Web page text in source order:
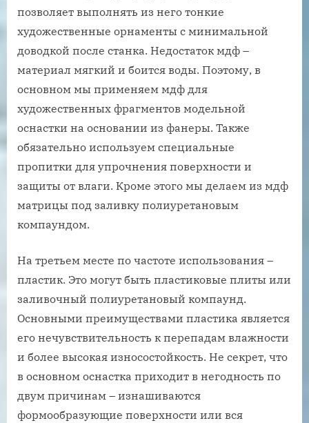
позволяет выполнять из него тонкие
художественные орнаменты с минимальной
доводкой после станка. Недостаток мдф –
материал мягкий и боится воды. Поэтому, в
основном мы применяем мдф для
художественных фрагментов модельной
оснастки на основании из фанеры. Также
обязательно используем специальные
пропитки для упрочнения поверхности и
защиты от влаги. Кроме этого мы делаем из мдф
матрицы под заливку полиуретановым
компаундом.
На третьем месте по частоте использования –
пластик. Это могут быть пластиковые плиты или
заливочный полиуретановый компаунд.
Основными преимуществами пластика является
его нечувствительность к перепадам влажности
и более высокая износостойкость. Не секрет, что
в основном оснастка приходит в негодность по
двум причинам – изнашиваются
формообразующие поверхности или вся